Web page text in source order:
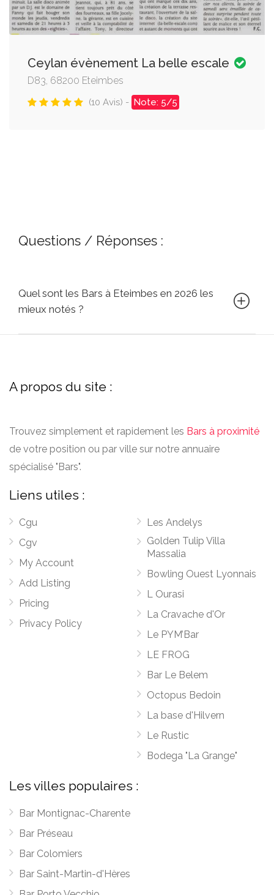
Ceylan évènement La belle escale
D83, 68200 Eteimbes
(10 Avis) - Note: 5/5
Questions / Réponses :
Quel sont les Bars à Eteimbes en 2026 les
mieux notés ?
A propos du site :
Trouvez simplement et rapidement les Bars à proximité
de votre position ou par ville sur notre annuaire
spécialisé "Bars".
Liens utiles :
Cgu
Cgv
My Account
Add Listing
Pricing
Privacy Policy
Les Andelys
Golden Tulip Villa
Massalia
Bowling Ouest Lyonnais
L Ourasi
La Cravache d'Or
Le PYM’Bar
LE FROG
Bar Le Belem
Octopus Bedoin
La base d'Hilvern
Le Rustic
Bodega "La Grange"
Les villes populaires :
Bar Montignac-Charente
Bar Préseau
Bar Colomiers
Bar Saint-Martin-d'Hères